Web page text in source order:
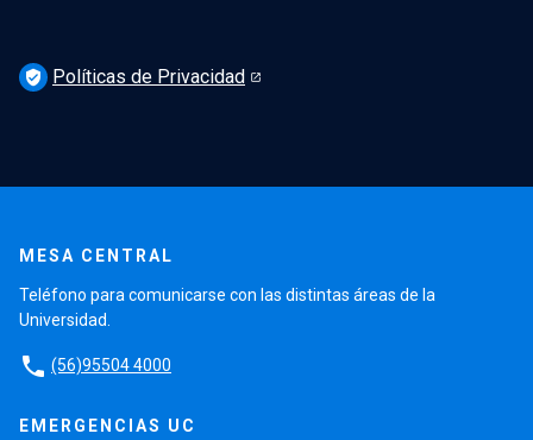
verified_user Políticas de Privacidad
MESA CENTRAL
Teléfono para comunicarse con las distintas áreas de la
Universidad.
phone (56)95504 4000
EMERGENCIAS UC